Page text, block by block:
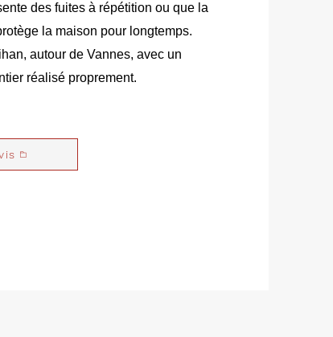
des fuites à répétition ou que la
la maison pour longtemps.
autour de Vannes, avec un
réalisé proprement.